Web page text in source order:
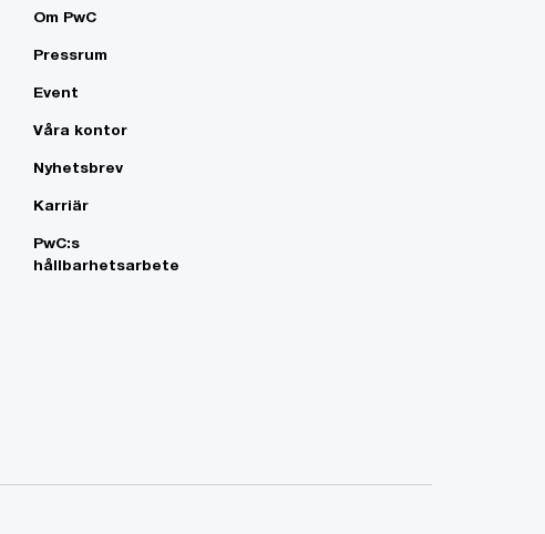
Om PwC
Pressrum
Event
Våra kontor
Nyhetsbrev
Karriär
PwC:s
hållbarhetsarbete